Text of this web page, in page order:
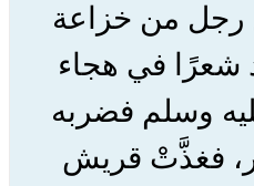
رجل من خزاعة
شعرًا في هجاء
وسلم فضربه
فغذَّتْ قريش